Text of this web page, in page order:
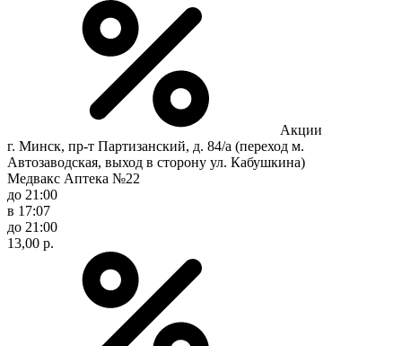
Акции
г. Минск, пр-т Партизанский, д. 84/а (переход м.
Автозаводская, выход в сторону ул. Кабушкина)
Медвакс Аптека №22
до 21:00
в 17:07
до 21:00
13,00 р.